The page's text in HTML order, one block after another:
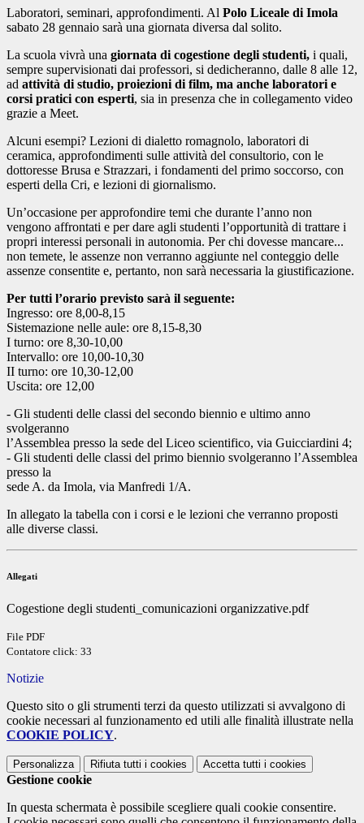
Laboratori, seminari, approfondimenti. Al Polo Liceale di Imola
sabato 28 gennaio sarà una giornata diversa dal solito.
La scuola vivrà una giornata di cogestione degli studenti, i quali,
sempre supervisionati dai professori, si dedicheranno, dalle 8 alle 12,
ad attività di studio, proiezioni di film, ma anche laboratori e
corsi pratici con esperti, sia in presenza che in collegamento video
grazie a Meet.
Alcuni esempi? Lezioni di dialetto romagnolo, laboratori di
ceramica, approfondimenti sulle attività del consultorio, con le
dottoresse Brusa e Strazzari, i fondamenti del primo soccorso, con
esperti della Cri, e lezioni di giornalismo.
Un’occasione per approfondire temi che durante l’anno non
vengono affrontati e per dare agli studenti l’opportunità di trattare i
propri interessi personali in autonomia. Per chi dovesse mancare...
non temete, le assenze non verranno aggiunte nel conteggio delle
assenze consentite e, pertanto, non sarà necessaria la giustificazione.
Per tutti l’orario previsto sarà il seguente:
Ingresso: ore 8,00-8,15
Sistemazione nelle aule: ore 8,15-8,30
I turno: ore 8,30-10,00
Intervallo: ore 10,00-10,30
II turno: ore 10,30-12,00
Uscita: ore 12,00
- Gli studenti delle classi del secondo biennio e ultimo anno
svolgeranno
l’Assemblea presso la sede del Liceo scientifico, via Guicciardini 4;
- Gli studenti delle classi del primo biennio svolgeranno l’Assemblea
presso la
sede A. da Imola, via Manfredi 1/A.
In allegato la tabella con i corsi e le lezioni che verranno proposti
alle diverse classi.
Allegati
Cogestione degli studenti_comunicazioni organizzative.pdf
File PDF
Contatore click: 33
Notizie
Questo sito o gli strumenti terzi da questo utilizzati si avvalgono di
cookie necessari al funzionamento ed utili alle finalità illustrate nella
COOKIE POLICY.
Personalizza Rifiuta tutti i cookies Accetta tutti i cookies
Gestione cookie
In questa schermata è possibile scegliere quali cookie consentire.